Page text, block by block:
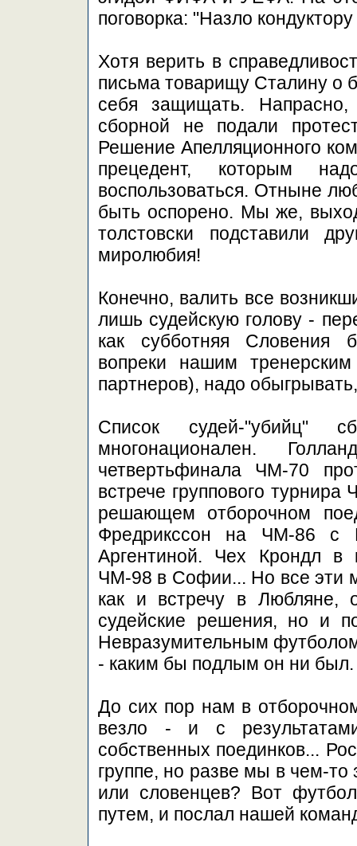
поговорка: "Назло
Хотя верить в
письма товарищу Сталину о
себя защищать.
сборной не подали
Решение Апелляционного
прецедент, которым
воспользоваться. Отныне
быть оспорено. Мы же,
толстовски подставили
миролюбия!
Конечно, валить все
лишь судейскую голову -
как субботняя Словения
вопреки нашим
партнеров), надо
Список судей-"убийц"
многонационален.
четвертьфинала ЧМ-70
встрече группового
решающем отборочном
Фредрикссон на ЧМ-86 с
Аргентиной. Чех Крондл в
ЧМ-98 в Софии... Но все эти
как и встречу в Любляне,
судейские решения, но и
Невразумительным
- каким бы подлым он ни был.
До сих пор нам в
везло - и с
собственных поединков...
группе, но разве мы в чем-то
или словенцев? Вот
путем, и послал нашей